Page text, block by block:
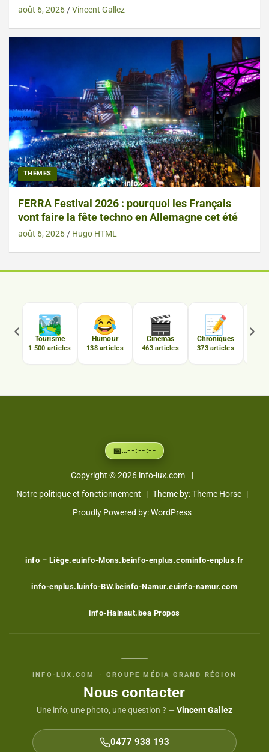
août 6, 2026 Vincent Gallez
THÉMES
FERRA Festival 2026 : pourquoi les Français
vont faire la fête techno en Allemagne cet été
août 6, 2026 Hugo HTML
🏞️
Tourisme
1 500 articles
😂
Humour
138 articles
🎬
Cinémas
463 articles
📝
Chroniques
373 articles
📅…--:--:--
Copyright © 2026 info-lux.com
Notre politique et fonctionnement
Theme by:Theme Horse
Proudly Powered by:WordPress
info – Liège.euinfo-Mons.beinfo-enplus.cominfo-enplus.fr
info-enplus.luinfo-BW.beinfo-Namur.euinfo-namur.com
info-Hainaut.bea Propos
INFO-LUX.COM · GROUPE MÉDIA GRAND RÉGION
Nous contacter
Une info, une photo, une question ? — Vincent Gallez
0477 938 193